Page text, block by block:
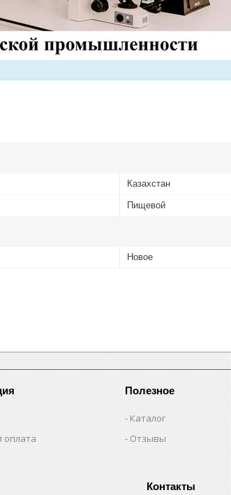
Казахстан
Пищевой
Новое
оплата
Полезное
Каталог
Отзывы